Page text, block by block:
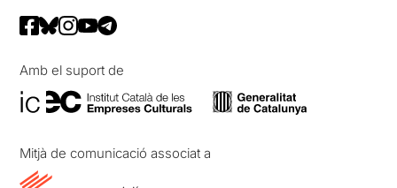
Amb el suport de
Mitjà de comunicació associat a